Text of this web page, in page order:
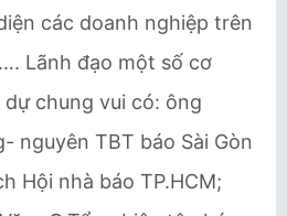
các doanh nghiệp trên
Lãnh đạo một số cơ
chung vui có: ông
nguyên TBT báo Sài Gòn
Hội nhà báo TP.HCM;